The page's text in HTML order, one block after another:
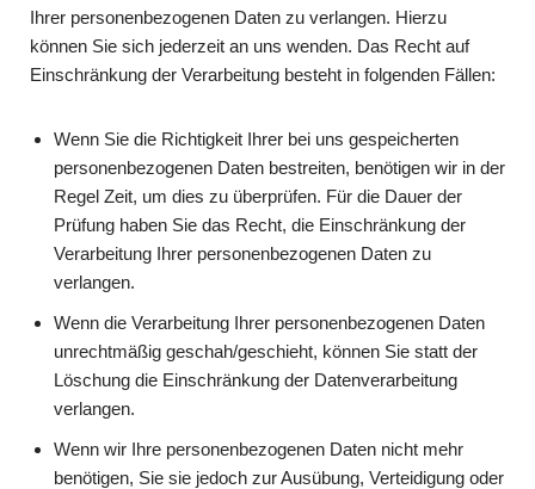
Ihrer personenbezogenen Daten zu verlangen. Hierzu
können Sie sich jederzeit an uns wenden. Das Recht auf
Einschränkung der Verarbeitung besteht in folgenden Fällen:
Wenn Sie die Richtigkeit Ihrer bei uns gespeicherten
personenbezogenen Daten bestreiten, benötigen wir in der
Regel Zeit, um dies zu überprüfen. Für die Dauer der
Prüfung haben Sie das Recht, die Einschränkung der
Verarbeitung Ihrer personenbezogenen Daten zu
verlangen.
Wenn die Verarbeitung Ihrer personenbezogenen Daten
unrechtmäßig geschah/geschieht, können Sie statt der
Löschung die Einschränkung der Datenverarbeitung
verlangen.
Wenn wir Ihre personenbezogenen Daten nicht mehr
benötigen, Sie sie jedoch zur Ausübung, Verteidigung oder